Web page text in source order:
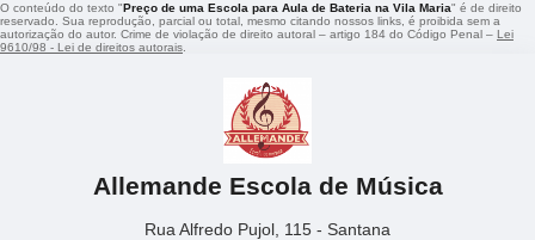
O conteúdo do texto "Preço de uma Escola para Aula de Bateria na Vila Maria" é de direito
reservado. Sua reprodução, parcial ou total, mesmo citando nossos links, é proibida sem a
autorização do autor. Crime de violação de direito autoral – artigo 184 do Código Penal – Lei
9610/98 - Lei de direitos autorais
Allemande Escola de Música
Rua Alfredo Pujol, 115 - Santana